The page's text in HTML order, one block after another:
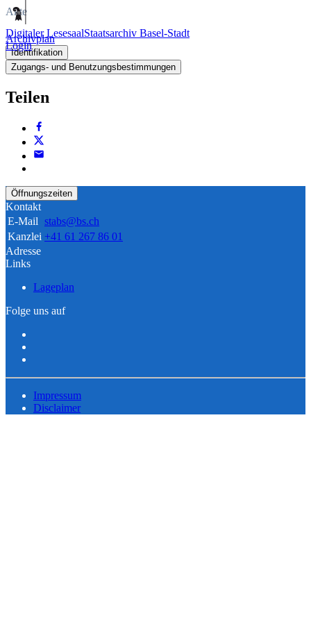
Digitaler LesesaalStaatsarchiv Basel-Stadt
Login
Akte
Archivplan
Identifikation
Zugangs- und Benutzungsbestimmungen
Teilen
Öffnungszeiten
Kontakt
E-Mail stabs@bs.ch
Kanzlei +41 61 267 86 01
Adresse
Links
Lageplan
Folge uns auf
Impressum
Disclaimer